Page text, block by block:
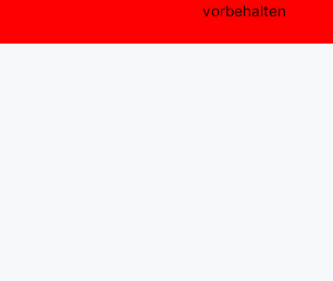
vorbehalten